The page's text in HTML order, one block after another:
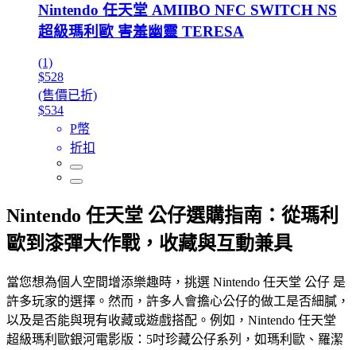
Nintendo 任天堂 AMIIBO NFC SWITCH NS
超級瑪利歐 害羞幽靈 TERESA
(1)
$528
(售價已折)
$534
P幣
折扣
Nintendo 任天堂 公仔選購指南：從瑪利
歐到漆彈大作戰，收藏與互動兼具
當您想為個人空間增添樂趣時，挑選 Nintendo 任天堂 公仔 是
許多玩家的選擇。然而，許多人會擔心公仔的做工是否細膩，
以及是否能與現有收藏或遊戲搭配。例如，Nintendo 任天堂
超級瑪利歐銀河電影版：5吋珍藏公仔系列，如瑪利歐、羅潔